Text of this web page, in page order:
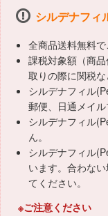
シルデナフィ
全商品送料無料で
課税対象額（商
取りの際に関税な
シルデナフィル
郵便、日通メイル
シルデナフィル
ん。
シルデナフィル
います。合わな
てください。
※ご注意ください